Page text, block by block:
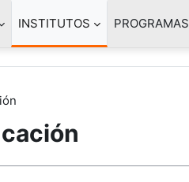
INSTITUTOS PROGRAMAS